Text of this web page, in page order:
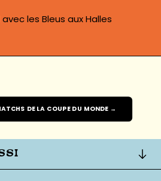
les Bleus aux Halles
DE LA COUPE DU MONDE →